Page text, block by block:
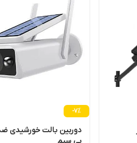
-7%
دوربین بالت خورشیدی
بی سیم